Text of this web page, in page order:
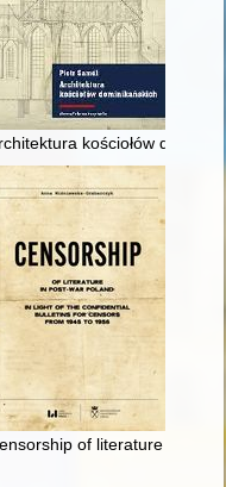
z lat 1969-1973
kościołów
Rychwała :of literature in